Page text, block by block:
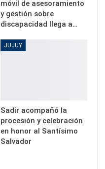
móvil de asesoramiento
y gestión sobre
discapacidad llega a…
JUJUY
Sadir acompañó la
procesión y celebración
en honor al Santísimo
Salvador